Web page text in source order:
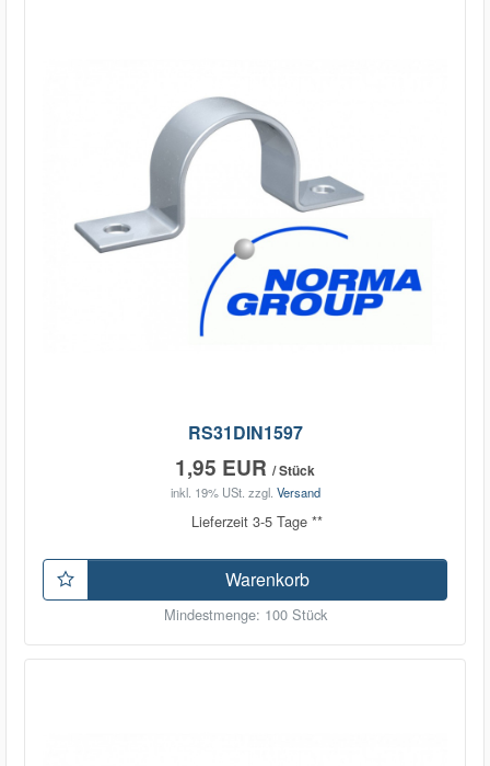
RS31DIN1597
1,95 EUR / Stück
inkl. 19% USt. zzgl. Versand
Lieferzeit 3-5 Tage **
Warenkorb
Mindestmenge: 100 Stück